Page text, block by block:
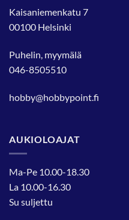
Kaisaniemenkatu 7
00100 Helsinki
Puhelin, myymälä
046-8505510
hobby@hobbypoint.fi
AUKIOLOAJAT
Ma-Pe 10.00-18.30
La 10.00-16.30
Su suljettu